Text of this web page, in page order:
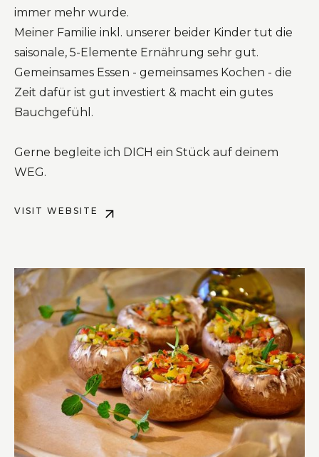
immer mehr wurde.
Meiner Familie inkl. unserer beider Kinder tut die
saisonale, 5-Elemente Ernährung sehr gut.
Gemeinsames Essen - gemeinsames Kochen - die
Zeit dafür ist gut investiert & macht ein gutes
Bauchgefühl.
Gerne begleite ich DICH ein Stück auf deinem
WEG.
VISIT WEBSITE